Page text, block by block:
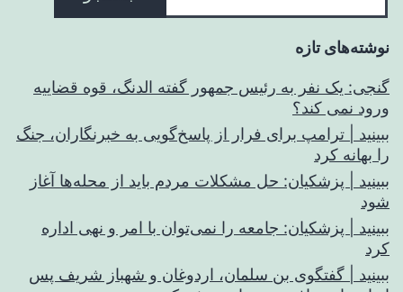
مقابله
را
کرد
نوشته‌های تازه
گنجی: یک نفر به رئیس جمهور گفته الدنگ، قوه قضاییه
ورود نمی کند؟
ببینید | ترامپ برای فرار از پاسخ‌گویی به خبرنگاران، جنگ
را بهانه کرد
ببینید | پزشکیان: حل مشکلات مردم باید از محله‌ها آغاز
شود
ببینید | پزشکیان: جامعه را نمی‌توان با امر و نهی اداره
کرد
ببینید | گفتگوی بن سلمان، اردوغان و شهباز شریف پس